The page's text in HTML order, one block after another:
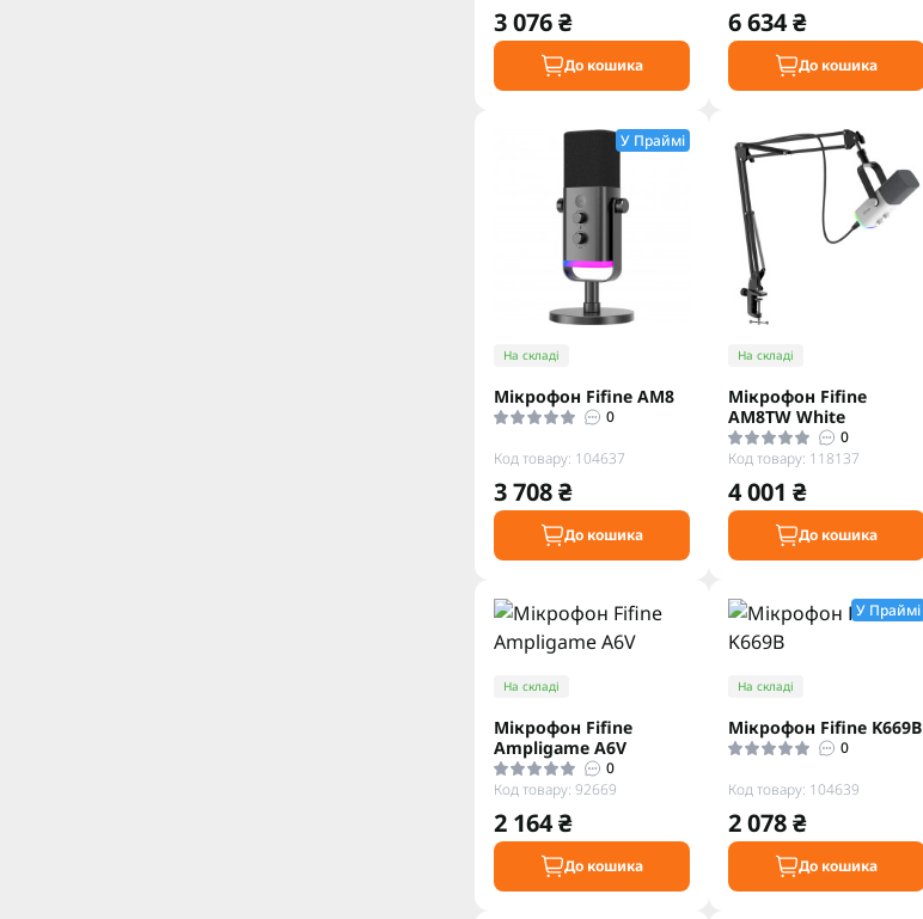
3 076 ₴
До кошика
6 634 ₴
До кошика
У Праймі
На складі
Мікрофон Fifine AM8
0
Код товару: 104637
3 708 ₴
До кошика
На складі
Мікрофон Fifine
AM8TW White
0
Код товару: 118137
4 001 ₴
До кошика
На складі
Мікрофон Fifine
Ampligame A6V
0
Код товару: 92669
2 164 ₴
До кошика
У Праймі
На складі
Мікрофон Fifine K669B
0
Код товару: 104639
2 078 ₴
До кошика